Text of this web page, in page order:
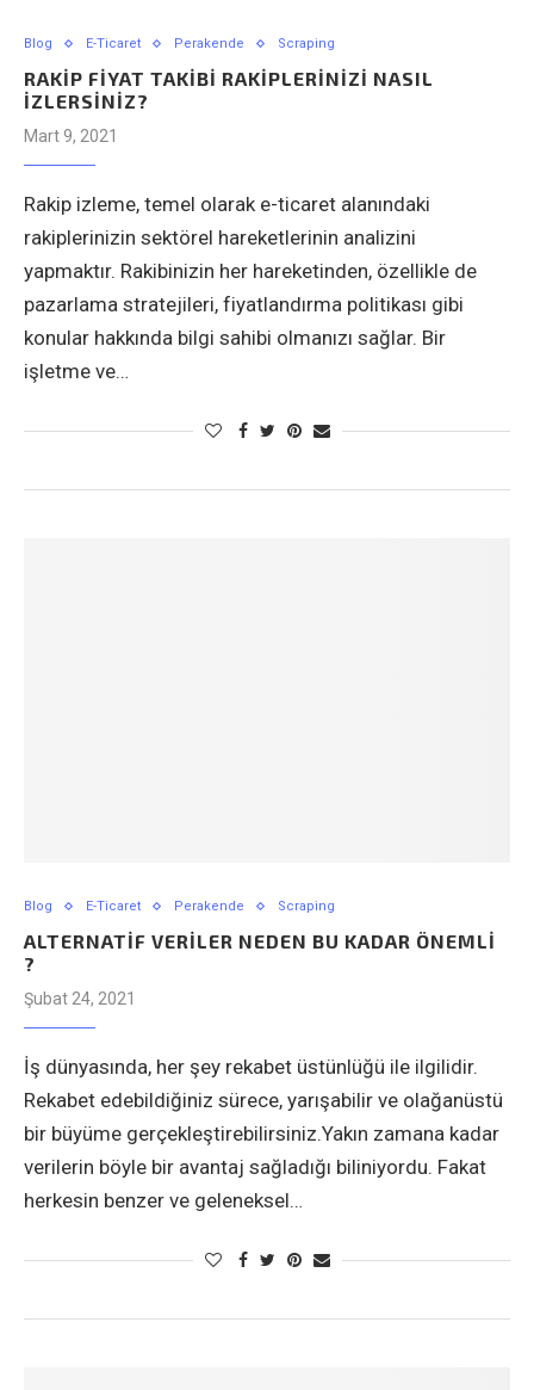
Blog E-Ticaret Perakende Scraping
RAKIP FIYAT TAKIBI RAKIPLERINIZI NASIL
İZLERSINIZ?
Mart 9, 2021
Rakip izleme, temel olarak e-ticaret alanındaki
rakiplerinizin sektörel hareketlerinin analizini
yapmaktır. Rakibinizin her hareketinden, özellikle de
pazarlama stratejileri, fiyatlandırma politikası gibi
konular hakkında bilgi sahibi olmanızı sağlar. Bir
işletme ve…
Blog E-Ticaret Perakende Scraping
ALTERNATİF VERİLER NEDEN BU KADAR ÖNEMLİ
?
Şubat 24, 2021
İş dünyasında, her şey rekabet üstünlüğü ile ilgilidir.
Rekabet edebildiğiniz sürece, yarışabilir ve olağanüstü
bir büyüme gerçekleştirebilirsiniz.Yakın zamana kadar
verilerin böyle bir avantaj sağladığı biliniyordu. Fakat
herkesin benzer ve geleneksel…